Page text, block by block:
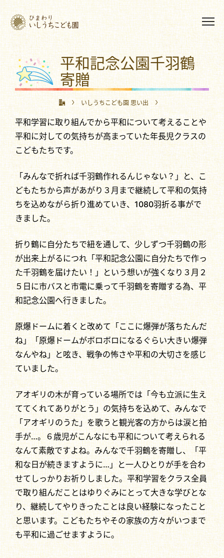
平和記念公園千羽鶴
寄贈
いしうちこども園 思い出
平和記念公園千羽鶴寄贈
平和学習に取り組んでから平和について考えることや
平和に対しての気持ちが高まっていた年長児クラスの
こどもたちです。
「みんなで折れば千羽鶴作れるんじゃない？」と、こ
どもたちから声があがり３月まで継続して平和の気持
ちを込めながら折り進めていき、1080羽折る事がで
きました。
折り鶴に自分たちで紐を通して、少しずつ千羽鶴の形
が出来上がるにつれ「平和記念公園に自分たちで作っ
た千羽鶴を届けたい！」という想いが強くなり３月２
５日に市バスと市電に乗って千羽鶴を寄贈する為、平
和記念公園へ行きました。
原爆ドームに着くと改めて「ここに爆弾が落ちたんだ
ね」「原爆ドームがボロボロになるぐらい大きい爆弾
なんやね」と呟き、戦争の怖さや平和の大切さを感じ
ていました。
アオギリの木が育っている場所では「今も立派に生え
ててくれてありがとう」の気持ちを込めて、みんなで
「アオギリのうた」を歌うと観光客の方からは涙と拍
手が…。６歳児がこんなにも平和について考えられる
なんて素敵ですよね。みんなで千羽鶴を寄贈し、「平
和な日が続きますように…」と一人ひとりが手を合わ
せてしっかりお祈りしました。平和学習をクラス全員
で取り組んだことはゆりぐみにとって大きな学びとな
り、継続してやりきったことは良い経験になったこと
と思います。こどもたちやその家族の方々がいつまで
も平和に過ごせますように。